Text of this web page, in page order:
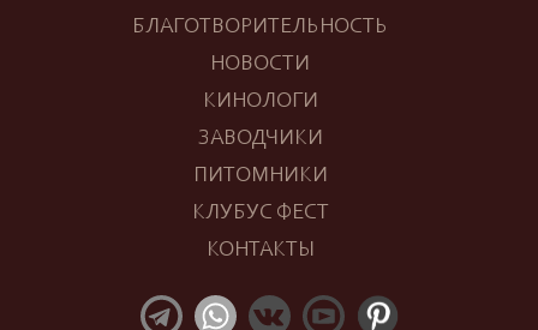
БЛАГОТВОРИТЕЛЬНОСТЬ
НОВОСТИ
КИНОЛОГИ
ЗАВОДЧИКИ
ПИТОМНИКИ
КЛУБУС ФЕСТ
КОНТАКТЫ